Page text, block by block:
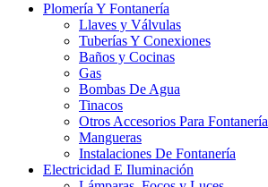
Plomería Y Fontanería
Llaves y Válvulas
Tuberías Y Conexiones
Baños y Cocinas
Gas
Bombas De Agua
Tinacos
Otros Accesorios Para Fontanería
Mangueras
Instalaciones De Fontanería
Electricidad E Iluminación